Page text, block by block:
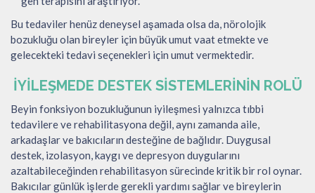
Bu tedaviler henüz deneysel aşamada olsa da, nörolojik
bozukluğu olan bireyler için büyük umut vaat etmekte ve
gelecekteki tedavi seçenekleri için umut vermektedir.
İYILEŞMEDE DESTEK SISTEMLERININ ROLÜ
Beyin fonksiyon bozukluğunun iyileşmesi yalnızca tıbbi
tedavilere ve rehabilitasyona değil, aynı zamanda aile,
arkadaşlar ve bakıcıların desteğine de bağlıdır. Duygusal
destek, izolasyon, kaygı ve depresyon duygularını
azaltabileceğinden rehabilitasyon sürecinde kritik bir rol oynar.
Bakıcılar günlük işlerde gerekli yardımı sağlar ve bireylerin